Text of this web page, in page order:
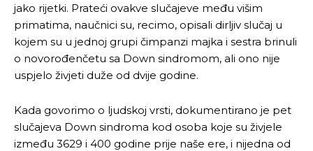
jako rijetki. Prateći ovakve slučajeve među višim
primatima, naučnici su, recimo, opisali dirljiv slučaj u
kojem su u jednoj grupi čimpanzi majka i sestra brinuli
o novorođenčetu sa Down sindromom, ali ono nije
uspjelo živjeti duže od dvije godine.
Kada govorimo o ljudskoj vrsti, dokumentirano je pet
slučajeva Down sindroma kod osoba koje su živjele
između 3629 i 400 godine prije naše ere, i nijedna od